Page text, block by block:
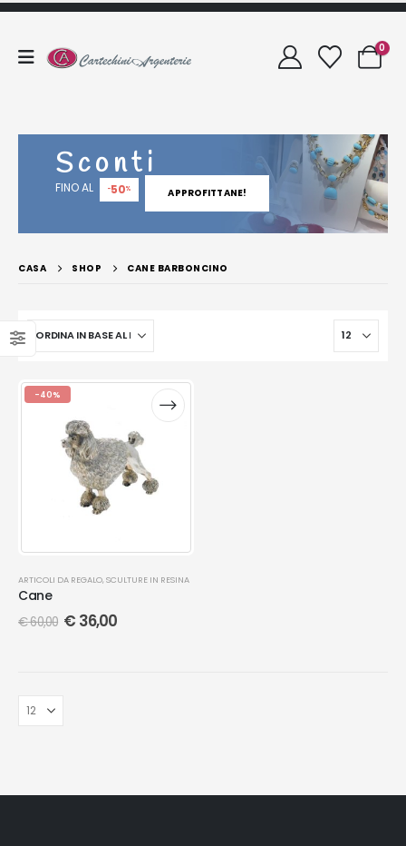
0
Sconti
FINO AL -50% APPROFITTANE!
CASA SHOP CANE BARBONCINO
-40%
ARTICOLI DA REGALO, SCULTURE IN RESINA
Cane
€60,00 € 36,00